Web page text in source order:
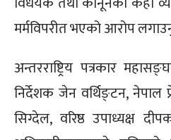
मर्मविपरीत भएको आरोप
अन्तरराष्ट्रिय पत्रकार
निर्देशक जेन वर्थिङ्टन, नेपाल
सिग्देल, वरिष्ठ उपाध्यक्ष